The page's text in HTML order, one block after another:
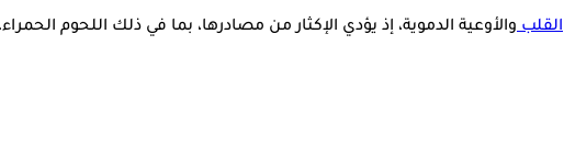
القلبوالأوعية الدموية، إذ يؤدي الإكثار من مصادرها، بما في ذلك اللحوم الحمراء،